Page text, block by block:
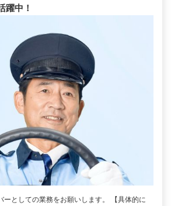
躍中！
ーとしての業務をお願いします。 【具体的に